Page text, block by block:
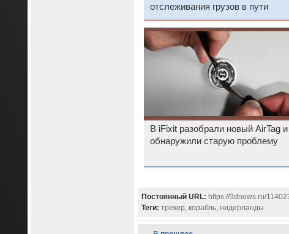
отслеживания грузов в пути
В iFixit разобрали новый AirTag и
обнаружили старую проблему
Постоянный URL: https://3dnews.ru/
Теги: трекер, корабль, нидерланды